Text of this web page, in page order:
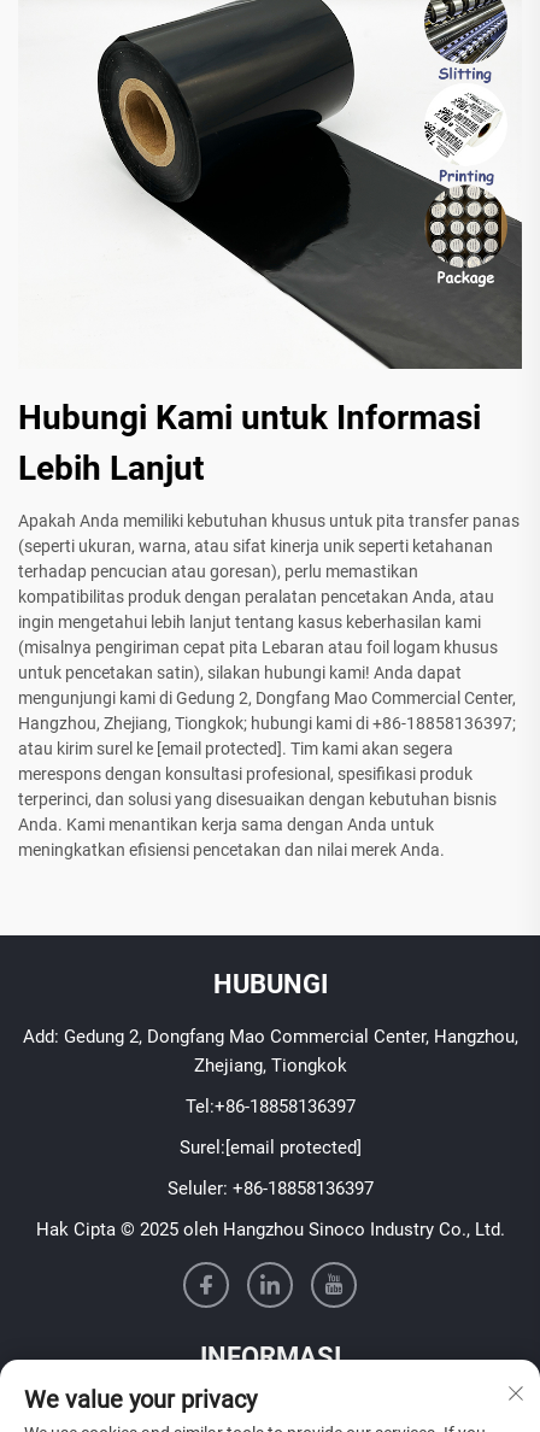
Hubungi Kami untuk Informasi
Lebih Lanjut
Apakah Anda memiliki kebutuhan khusus untuk pita transfer panas
(seperti ukuran, warna, atau sifat kinerja unik seperti ketahanan
terhadap pencucian atau goresan), perlu memastikan
kompatibilitas produk dengan peralatan pencetakan Anda, atau
ingin mengetahui lebih lanjut tentang kasus keberhasilan kami
(misalnya pengiriman cepat pita Lebaran atau foil logam khusus
untuk pencetakan satin), silakan hubungi kami! Anda dapat
mengunjungi kami di Gedung 2, Dongfang Mao Commercial Center,
Hangzhou, Zhejiang, Tiongkok; hubungi kami di +86-18858136397;
atau kirim surel ke [email protected]. Tim kami akan segera
merespons dengan konsultasi profesional, spesifikasi produk
terperinci, dan solusi yang disesuaikan dengan kebutuhan bisnis
Anda. Kami menantikan kerja sama dengan Anda untuk
meningkatkan efisiensi pencetakan dan nilai merek Anda.
HUBUNGI
Add: Gedung 2, Dongfang Mao Commercial Center, Hangzhou,
Zhejiang, Tiongkok
Tel:+86-18858136397
Surel:[email protected]
Seluler: +86-18858136397
Hak Cipta © 2025 oleh Hangzhou Sinoco Industry Co., Ltd.
INFORMASI
Daftar untuk menerima buletin mingguan kami
We value your privacy